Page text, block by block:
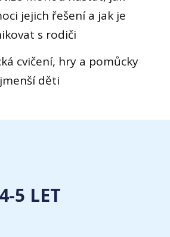
jejich řešení a jak je
s rodiči
cvičení, hry a pomůcky
děti
5 LET